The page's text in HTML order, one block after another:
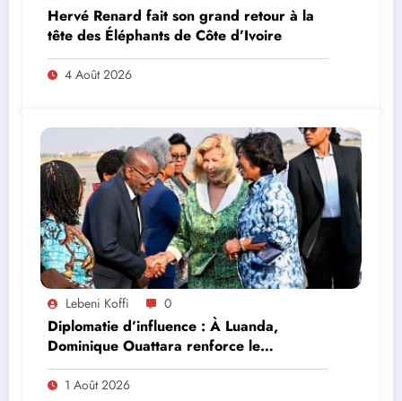
Hervé Renard fait son grand retour à la
tête des Éléphants de Côte d’Ivoire
4 Août 2026
Lebeni Koffi 0
Diplomatie d’influence : À Luanda,
Dominique Ouattara renforce le
leadership solidaire de la Côte d’Ivoire en
Afrique
1 Août 2026